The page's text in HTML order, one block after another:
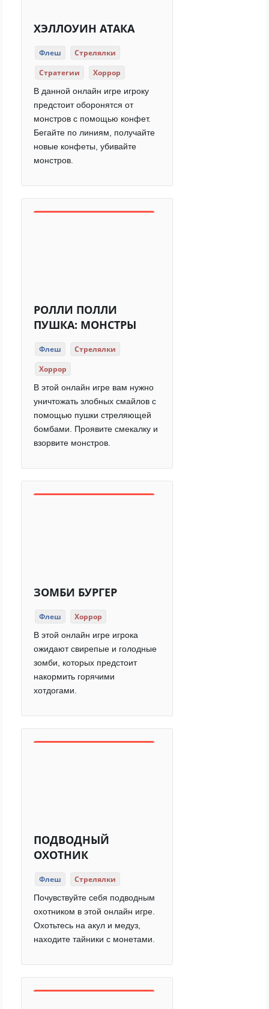
ХЭЛЛОУИН АТАКА
Флеш
Стрелялки
Стратегии
Хоррор
В данной онлайн игре игроку
предстоит оборонятся от
монстров с помощью конфет.
Бегайте по линиям, получайте
новые конфеты, убивайте
монстров.
РОЛЛИ ПОЛЛИ
ПУШКА: МОНСТРЫ
Флеш
Стрелялки
Хоррор
В этой онлайн игре вам нужно
уничтожать злобных смайлов с
помощью пушки стреляющей
бомбами. Проявите смекалку и
взорвите монстров.
ЗОМБИ БУРГЕР
Флеш Хоррор
В этой онлайн игре игрока
ожидают свирепые и голодные
зомби, которых предстоит
накормить горячими
хотдогами.
ПОДВОДНЫЙ
ОХОТНИК
Флеш Стрелялки
Почувствуйте себя подводным
охотником в этой онлайн игре.
Охотьтесь на акул и медуз,
находите тайники с монетами.